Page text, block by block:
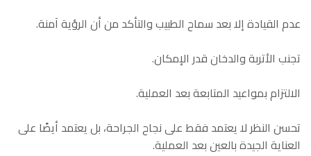
عدم القيادة إلا بعد سماح الطبيب والتأكد من أن الرؤية آمنة.
تجنب الأتربة والدخان قدر الإمكان.
الالتزام بمواعيد المتابعة بعد العملية.
تحسن النظر لا يعتمد فقط على نجاح الجراحة، بل يعتمد أيضًا على
العناية الجيدة بالعين بعد العملية.